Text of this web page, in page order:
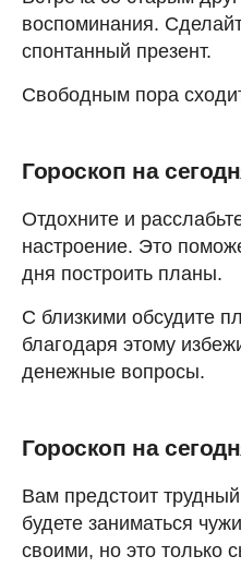
воспоминания.
спонтанный презент.
Свободным пора
Гороскоп на
Отдохните и
настроение. Это
дня построить планы.
С близкими обсудите
благодаря этому
денежные вопросы.
Гороскоп на
Вам предстоит
будете заниматься
своими, но это только